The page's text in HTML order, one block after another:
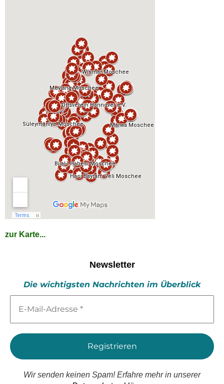
zur Karte...
Newsletter
Die wichtigsten Nachrichten im Überblick
Mail-
*
Wir senden keinen Spam! Erfahre mehr in unserer